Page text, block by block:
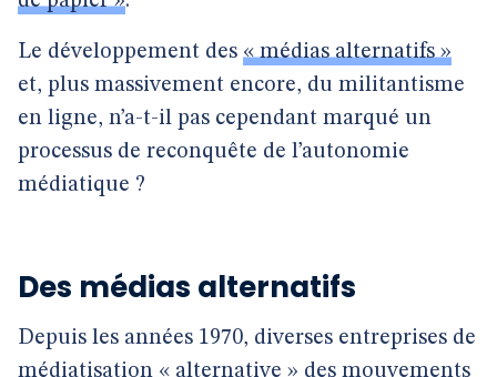
Le développement des « médias alternatifs »
et, plus massivement encore, du militantisme
en ligne, n’a-t-il pas cependant marqué un
processus de reconquête de l’autonomie
médiatique ?
Des médias alternatifs
Depuis les années 1970, diverses entreprises de
médiatisation « alternative » des mouvements